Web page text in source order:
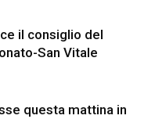
il consiglio del
San Vitale
questa mattina in